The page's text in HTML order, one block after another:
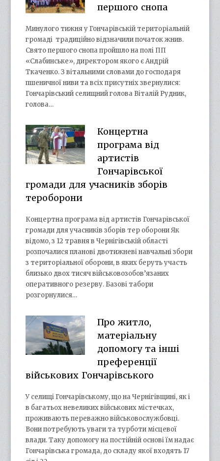
першого снопа
Минулого тижня у Гончарівській територіальній
громаді традиційно відзначили початок жнив.
Свято першого снопа пройшло на полі ПП
«Слабинське», директором якого є Андрій
Ткаченко. З вітальними словами до господаря
пшеничної ниви та всіх присутніх звернулися:
Гончарівський селищний голова Віталій Рудник,
голова…
Концертна
програма від
артистів
Гончарівської
громади для учасників зборів
тероборони
Концертна програма від артистів Гончарівської
громади для учасників зборів тер оборони Як
відомо, з 12 травня в Чернігівській області
розпочалися планові двотижневі навчальні збори
з територіальної оборони, в яких беруть участь
близько двох тисяч військовозобов’язаних
оперативного резерву. Базові табори
розгорнулися…
Про житло,
матеріальну
допомогу та інші
преференції
військових Гончарівського
У селищі Гончарівському, що на Чернігівщині, як і
в багатьох невеликих військових містечках,
проживають переважно військовослужбовці.
Вони потребують уваги та турботи місцевої
влади. Таку допомогу на постійній основі їм надає
Гончарівська громада, до складу якої входять 17